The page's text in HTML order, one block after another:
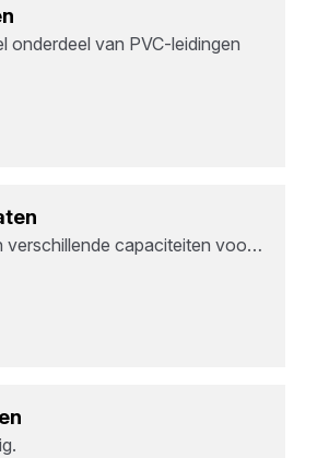
onderdeel van PVC-leidingen
verschillende capaciteiten voo…